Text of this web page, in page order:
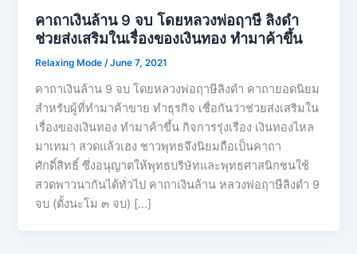
คาถาเงินล้าน 9 จบ โดยหลวงพ่อฤาษี ลิงดำ
ช่วยส่งเสริมในเรื่องของเงินทอง ทำมาค้าขึ้น
Relaxing Mode/June 7, 2021
คาถาเงินล้าน 9 จบ โดยหลวงพ่อฤาษีลิงดำ คาถายอดนิยม
สำหรับผู้ที่ทำมาค้าขาย ทำธุรกิจ เชื่อกันว่าช่วยส่งเสริมใน
เรื่องของเงินทอง ทำมาค้าขึ้น กิจการรุ่งเรือง เงินทองไหล
มาเทมา สวดแล้วเฮง ชาวพุทธจึงนิยมถือเป็นคาถา
ศักดิ์สิทธิ์ ซึ่งอนุญาตให้พุทธบริษัทและพุทธศาสนิกชนใช้
สวดพาวนากันได้ทั่วไป คาถาเงินล้าน หลวงพ่อฤาษีลิงดำ 9
จบ (ตั้งนะโม ๓ จบ) […]